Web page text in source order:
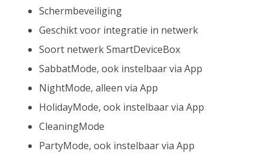
Schermbeveiliging
Geschikt voor integratie in netwerk
Soort netwerk SmartDeviceBox
SabbatMode, ook instelbaar via App
NightMode, alleen via App
HolidayMode, ook instelbaar via App
CleaningMode
PartyMode, ook instelbaar via App